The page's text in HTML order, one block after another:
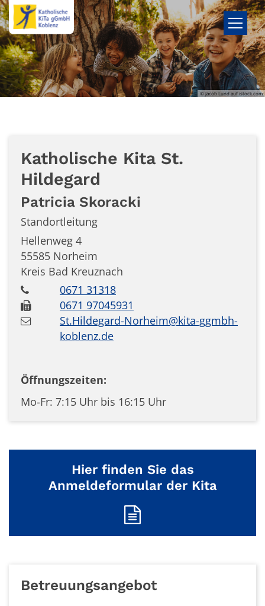
Zum Inhalt springen
© Jacob Lund auf istock.com
Katholische Kita St.
Hildegard
Patricia Skoracki
Standortleitung
Hellenweg 4
55585 Norheim
Kreis Bad Kreuznach
0671 31318
0671 97045931
St.Hildegard-Norheim@kita-ggmbh-
koblenz.de
Öffnungszeiten:
Mo-Fr: 7:15 Uhr bis 16:15 Uhr
Hier finden Sie das
Anmeldeformular der Kita
Betreuungsangebot